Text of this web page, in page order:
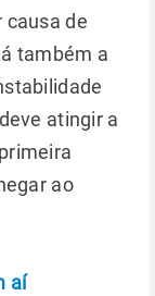
causa de
também a
atingir a
ao
aí